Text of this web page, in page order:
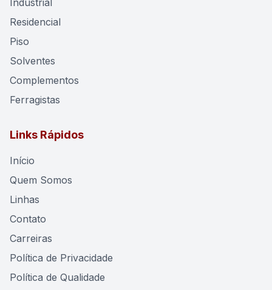
Industrial
Residencial
Piso
Solventes
Complementos
Ferragistas
Links Rápidos
Início
Quem Somos
Linhas
Contato
Carreiras
Política de Privacidade
Política de Qualidade